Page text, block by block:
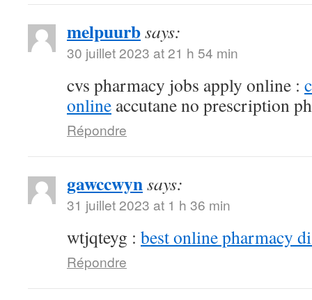
melpuurbsays:
30 juillet 2023 at 21 h 54 min
cvs pharmacy jobs apply online :
online accutane no prescription
Répondre
gawccwynsays:
31 juillet 2023 at 1 h 36 min
wtjqteyg : best online pharmacy
Répondre